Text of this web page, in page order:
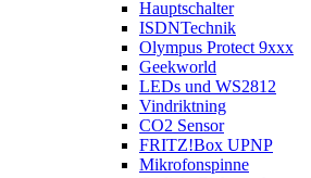
Hauptschalter
ISDNTechnik
Olympus Protect 9xxx
Geekworld
LEDs und WS2812
Vindriktning
CO2 Sensor
FRITZ!Box UPNP
Mikrofonspinne